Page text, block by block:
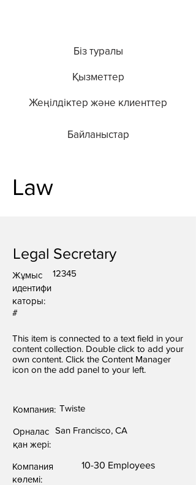
Біз туралы
Қызметтер
Жеңілдіктер және клиенттер
Байланыстар
Law
Legal Secretary
Жұмыс
идентифи
каторы:
#
12345
This item is connected to a text field in your
content collection. Double click to add your
own content. Click the Content Manager
icon on the add panel to your left.
Компания: Twiste
Орналас
қан жері:
San Francisco, CA
Компания
көлемі:
10-30 Employees